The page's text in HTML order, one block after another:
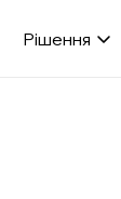
Рішення